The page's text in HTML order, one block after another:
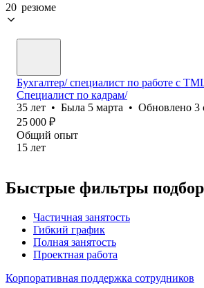
20 резюме
Бухгалтер/ специалист по работе с
Специалист по кадрам/
35 лет • Была 5 марта • Обновлено 3
25 000 ₽
Общий опыт
15 лет
Быстрые фильтры
Частичная занятость
Гибкий график
Полная занятость
Проектная работа
Корпоративная поддержка сотрудников